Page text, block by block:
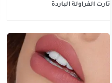
تارت الفراولة الباردة